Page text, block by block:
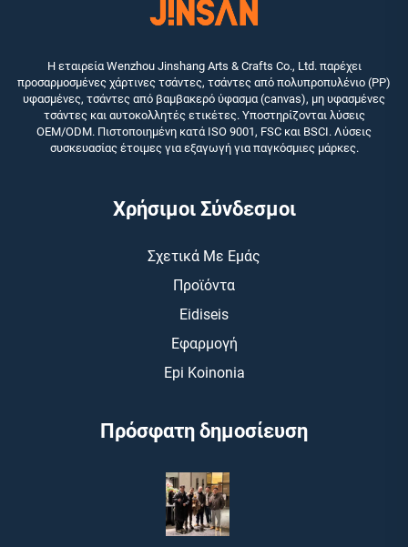
Η εταιρεία Wenzhou Jinshang Arts & Crafts Co., Ltd. παρέχει
προσαρμοσμένες χάρτινες τσάντες, τσάντες από πολυπροπυλένιο (PP)
υφασμένες, τσάντες από βαμβακερό ύφασμα (canvas), μη υφασμένες
τσάντες και αυτοκολλητές ετικέτες. Υποστηρίζονται λύσεις
OEM/ODM. Πιστοποιημένη κατά ISO 9001, FSC και BSCI. Λύσεις
συσκευασίας έτοιμες για εξαγωγή για παγκόσμιες μάρκες.
Χρήσιμοι Σύνδεσμοι
Σχετικά Με Εμάς
Προϊόντα
Eidiseis
Εφαρμογή
Epi Koinonia
Πρόσφατη δημοσίευση